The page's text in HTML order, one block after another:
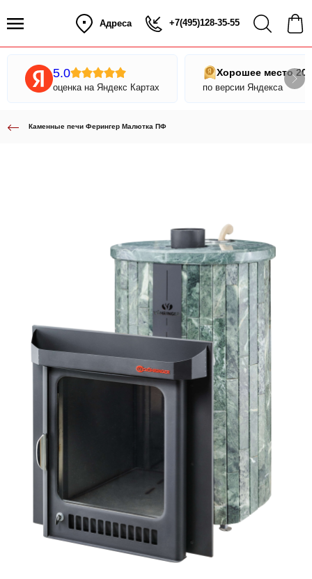
Адреса +7(495)128-35-55
5.0
оценка на Яндекс Картах
Хорошее место
по версии Яндекса
Каменные печи Ферингер Малютка ПФ